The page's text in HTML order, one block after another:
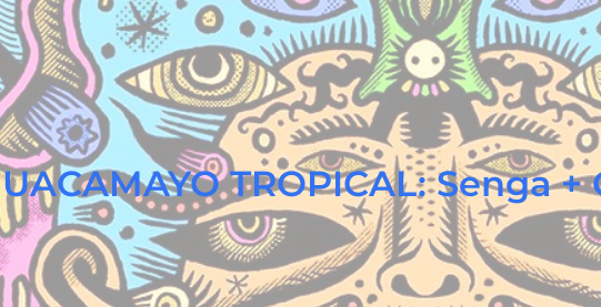
GUACAMAYO TROPICAL: Senga